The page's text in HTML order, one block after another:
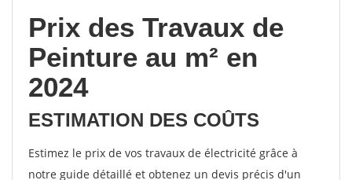
Prix des Travaux de
Peinture au m² en
2024
ESTIMATION DES COÛTS
Estimez le prix de vos travaux de électricité grâce à
notre guide détaillé et obtenez un devis précis d'un